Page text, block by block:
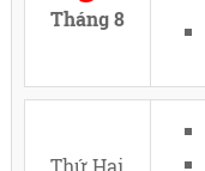
Tháng 8
Thứ Hai